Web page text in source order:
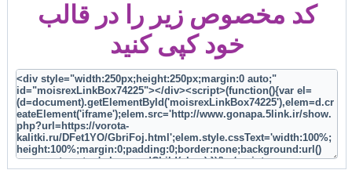
کد مخصوص زیر را در قالب
خود کپی کنید